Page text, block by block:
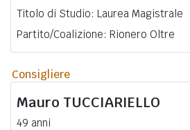
Titolo di Studio: Laurea Magistrale
Partito/Coalizione: Rionero Oltre
Consigliere
Mauro TUCCIARIELLO
49 anni